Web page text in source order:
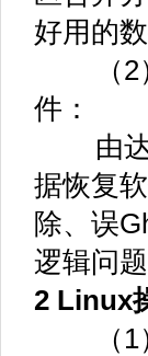
好用的
（2）
件：
由达
据恢复
除、误
逻辑问
2 Linux
（1）